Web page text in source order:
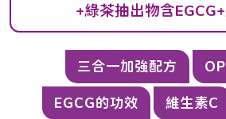
+綠茶抽出物含
三合一加強配方
EGCG的功效 維生素C